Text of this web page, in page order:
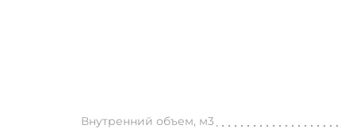
Внутренний объем, м3